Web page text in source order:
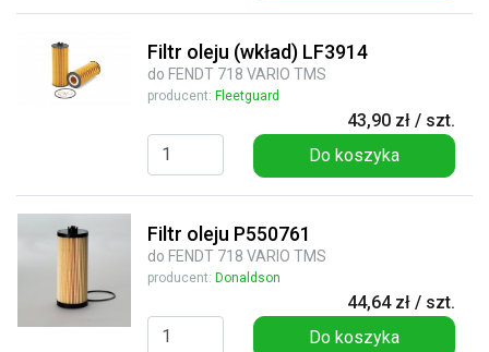
Filtr oleju (wkład) LF3914
do FENDT 718 VARIO TMS
producent: Fleetguard
43,90 zł / szt.
Do koszyka
Filtr oleju P550761
do FENDT 718 VARIO TMS
producent: Donaldson
44,64 zł / szt.
Do koszyka